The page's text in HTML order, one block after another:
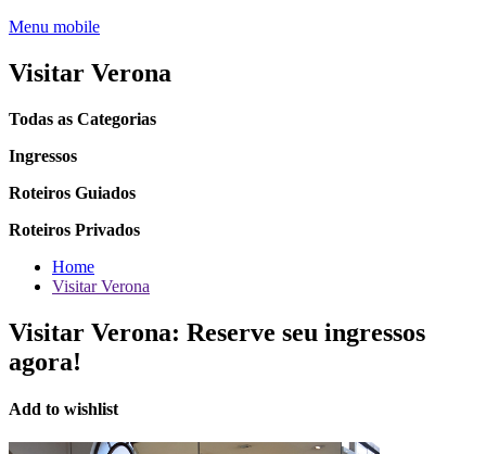
Menu mobile
Visitar Verona
Todas as Categorias
Ingressos
Roteiros Guiados
Roteiros Privados
Home
Visitar Verona
Visitar Verona: Reserve seu ingressos
agora!
Add to wishlist